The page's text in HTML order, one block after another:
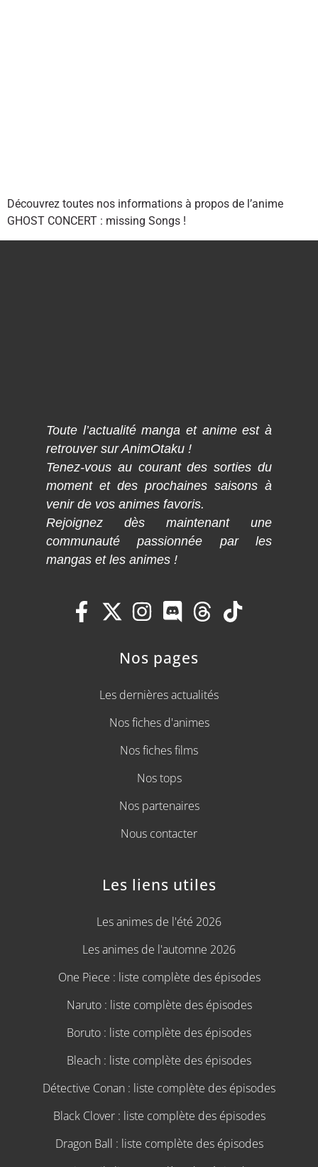
Découvrez toutes nos informations à propos de l’anime
GHOST CONCERT : missing Songs !
Toute l’actualité manga et anime est à
retrouver sur AnimOtaku !
Tenez-vous au courant des sorties du
moment et des prochaines saisons à
venir de vos animes favoris.
Rejoignez dès maintenant une
communauté passionnée par les
mangas et les animes !
Nos pages
Les dernières actualités
Nos fiches d'animes
Nos fiches films
Nos tops
Nos partenaires
Nous contacter
Les liens utiles
Les animes de l'été 2026
Les animes de l'automne 2026
One Piece : liste complète des épisodes
Naruto : liste complète des épisodes
Boruto : liste complète des épisodes
Bleach : liste complète des épisodes
Détective Conan : liste complète des épisodes
Black Clover : liste complète des épisodes
Dragon Ball : liste complète des épisodes